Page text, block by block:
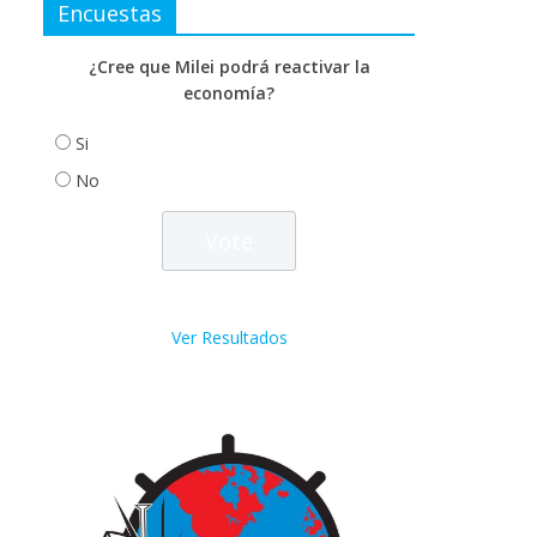
Encuestas
¿Cree que Milei podrá reactivar la
economía?
Si
No
Ver Resultados